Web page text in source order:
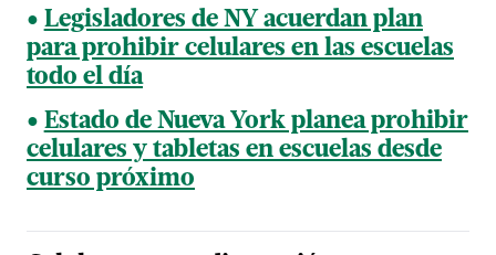
Legisladores de NY acuerdan plan
para prohibir celulares en las escuelas
todo el día
Estado de Nueva York planea prohibir
celulares y tabletas en escuelas desde
curso próximo